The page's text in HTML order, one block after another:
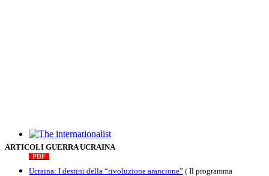
The internationalist
PDF
ARTICOLI GUERRA UCRAINA
Ucraina: I destini della “rivoluzione arancione” ( Il programma